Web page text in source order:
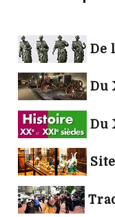
De
Du
Du